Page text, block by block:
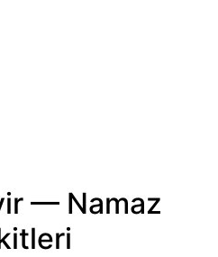
— Namaz